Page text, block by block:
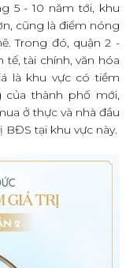
5 - 10 năm tới, khu
cũng là điểm nóng
Trong đó, quận 2 -
tế, tài chính, văn hóa
là khu vực có tiềm
của thành phố mới,
ở thực và nhà đầu
tại khu vực này.